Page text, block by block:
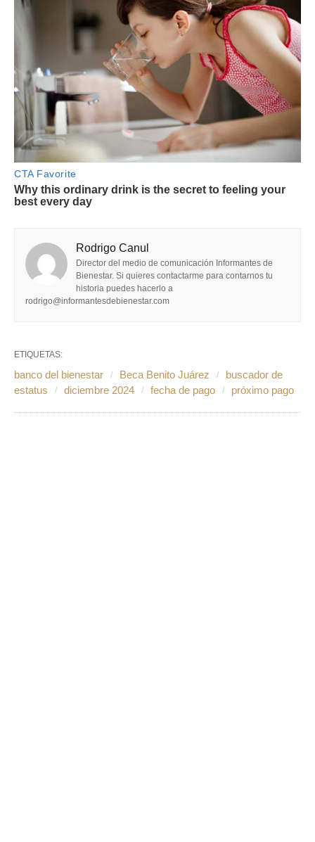
Rodrigo Canul
Director del medio de comunicación Informantes de
Bienestar. Si quieres contactarme para contarnos tu
historia puedes hacerlo a
rodrigo@informantesdebienestar.com
ETIQUETAS:
banco del bienestar Beca Benito Juárez
buscador de
estatus
diciembre 2024 fecha de pago próximo pago